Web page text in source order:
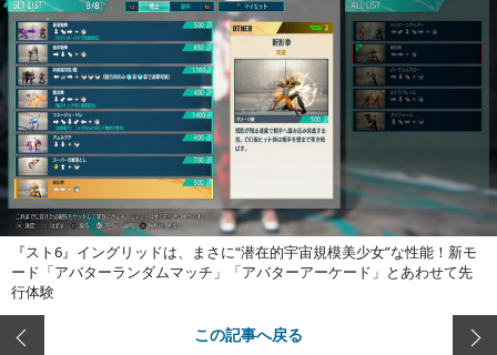
『スト6』イングリッドは、まさに“潜在的宇宙規模美少女”な性能！新モ
ード「アバターランダムマッチ」「アバターアーケード」とあわせて先
行体験
この記事へ戻る